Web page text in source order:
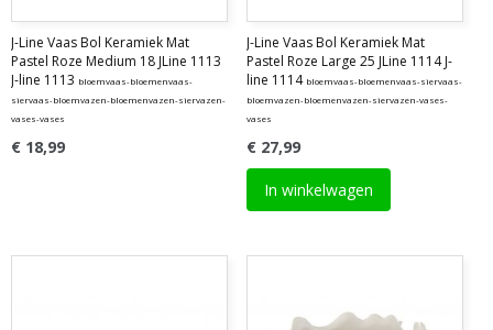
J-Line Vaas Bol Keramiek Mat
Pastel Roze Medium 18 JLine 1113
J-line 1113 bloemvaas-bloemenvaas-
siervaas-bloemvazen-bloemenvazen-siervazen-
vases-vases
€ 18,99
J-Line Vaas Bol Keramiek Mat
Pastel Roze Large 25 JLine 1114 J-
line 1114 bloemvaas-bloemenvaas-siervaas-
bloemvazen-bloemenvazen-siervazen-vases-
vases
€ 27,99
In winkelwagen